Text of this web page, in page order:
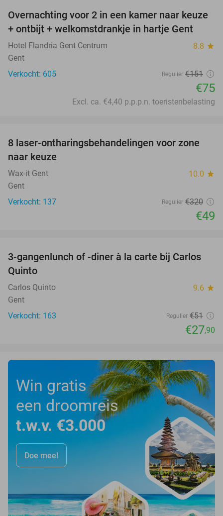
50%
Overnachting voor 2 in een kamer naar keuze
+ ontbijt + welkomstdrankje in hartje Gent
Hotel Flandria Gent Centrum 8.8 star
Gent
Verkocht: 605
Regulier €151
€75
Excl. ca. €4,40 p.p.p.n. toeristenbelasting
85%
8 laser-ontharingsbehandelingen voor zone
naar keuze
Wax-it Gent 10.0 star
Gent
Verkocht: 137
Regulier €320
€49
45%
3-gangenlunch of -diner à la carte bij Carlos
Quinto
Carlos Quinto 9.6 star
Gent
Verkocht: 163
Regulier €51
€27,90
Win gratis
een droomreis
t.w.v. €3.000
Doe mee!